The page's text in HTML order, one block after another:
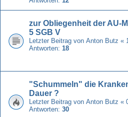
zur Obliegenheit der AU-
5 SGB V
Letzter Beitrag von Anton Butz «
Antworten: 18
"Schummeln" die
Dauer ?
Letzter Beitrag von Anton Butz «
Antworten: 30